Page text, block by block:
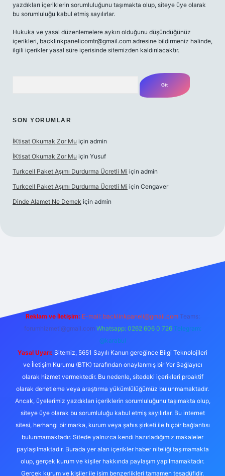
yazdıkları içeriklerin sorumluluğunu taşımakta olup, siteye üye olarak
bu sorumluluğu kabul etmiş sayılırlar.
Hukuka ve yasal düzenlemelere aykırı olduğunu düşündüğünüz
içerikleri, backlinkpanelicomtr@gmail.com adresine bildirmeniz halinde,
ilgili içerikler yasal süre içerisinde sitemizden kaldırılacaktır.
SON YORUMLAR
İKtisat Okumak Zor Mu için admin
İKtisat Okumak Zor Mu için Yusuf
Turkcell Paket Aşımı Durdurma Ücretli Mi için admin
Turkcell Paket Aşımı Durdurma Ücretli Mi için Cengaver
Dinde Alamet Ne Demek için admin
Reklam ve İletişim: E-mail: backlinkpaneli@gmail.com Teams:
forumhizmeti@gmail.com Whatsapp: 0262 606 0 726 Telegram:
@karabul
Yasal Uyarı: Sitemiz, 5651 Sayılı Kanun gereğince Bilgi Teknolojileri
ve İletişim Kurumu (BTK) tarafından onaylanmış bir Yer Sağlayıcı
olarak hizmet vermektedir. Bu nedenle, sitedeki içerikleri proaktif
olarak denetleme veya araştırma yükümlülüğümüz bulunmamaktadır.
Ancak, üyelerimiz yazdıkları içeriklerin sorumluluğunu taşımakta olup,
siteye üye olarak bu sorumluluğu kabul etmiş sayılırlar. Bu internet
sitesi, herhangi bir marka, kurum veya şahıs şirketi ile hiçbir bağlantısı
bulunmamaktadır. Sitede yalnızca kendi hazırladığımız makaleler
paylaşılmaktadır. Burada yer alan içerikler haber niteliği taşımamakta
olup, gerçek kurum ve kişiler hakkında paylaşım yapılmamaktadır.
Gerçek kurum ve kişiler ile isim benzerlikleri tamamen tesadüfidir.